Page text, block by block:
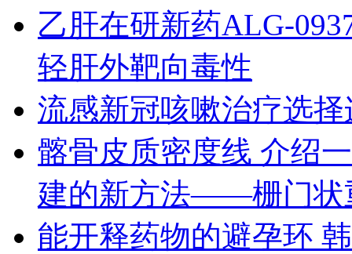
乙肝在研新药ALG-
轻肝外靶向毒性
流感新冠咳嗽治疗选
髂骨皮质密度线 介绍
建的新方法——栅门状
能开释药物的避孕环